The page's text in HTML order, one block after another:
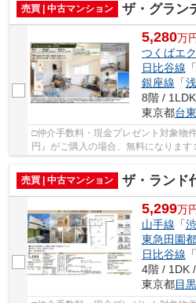
売買 | 中古マンション ザ・グランデレガーロ浅草
5,280万
つくばエ
日比谷線 「
銀座線 「
8階 /
東京都台
□仲介手数料・現金プレゼント対象物
円』がご購入の場合、無料になりま
売買 | 中古マンション
ザ・ランド代官山青葉台
5,299万
山手線 「
東急田園
日比谷線 「
4階 / 1DK
東京都目